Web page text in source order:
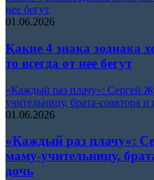
нее бегут
01.06.2026
Какие 4 знака зодиака
то всегда от нее бегут
«Каждый раз плачу»: Сергей
учительницу, брата-соавтора и
01.06.2026
«Каждый раз плачу»:
маму-учительницу,
дочь